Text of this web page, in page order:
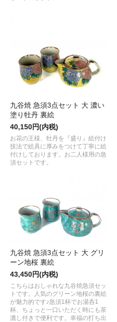
九谷焼 急須3点セット 大 濃い
塗り牡丹 裏絵
40,150円(内税)
お花の王様、牡丹を『盛り』絵付け
技法で絵具に厚みをつけて丁寧に絵
付けしております。お二人様用の急
須セットです。
九谷焼 急須3点セット 大 グリ
ーン地桜 裏絵
43,450円(内税)
こちらはおしゃれな九谷焼急須セッ
トです。人気のグリーン地桜の裏絵
が魅力的です♪急須1杯でお湯呑1
杯、ちょっと一口いただく時にも茶
漉し付きで便利です。幸福の打ち出